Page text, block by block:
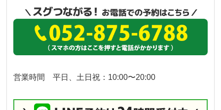
営業時間 平日、土日祝：10:00〜20:00